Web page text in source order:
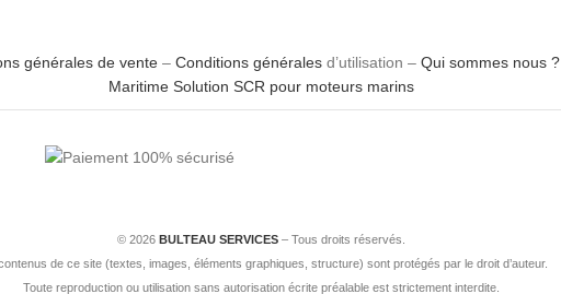
générales de vente – Conditions générales d’utilisation – Qui sommes nous ?
Maritime Solution SCR pour moteurs marins
© 2026 BULTEAU SERVICES– Tous droits réservés.
de ce site (textes, images, éléments graphiques, structure) sont protégés par le droit d’auteur.
Toute reproduction ou utilisation sans autorisation écrite préalable est strictement interdite.